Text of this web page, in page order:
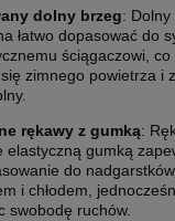
dolny brzeg: Dolny
łatwo dopasować do
ściągaczowi, co
zimnego powietrza i
rękawy z gumką:
elastyczną gumką
do
i chłodem,
swobodę ruchów.